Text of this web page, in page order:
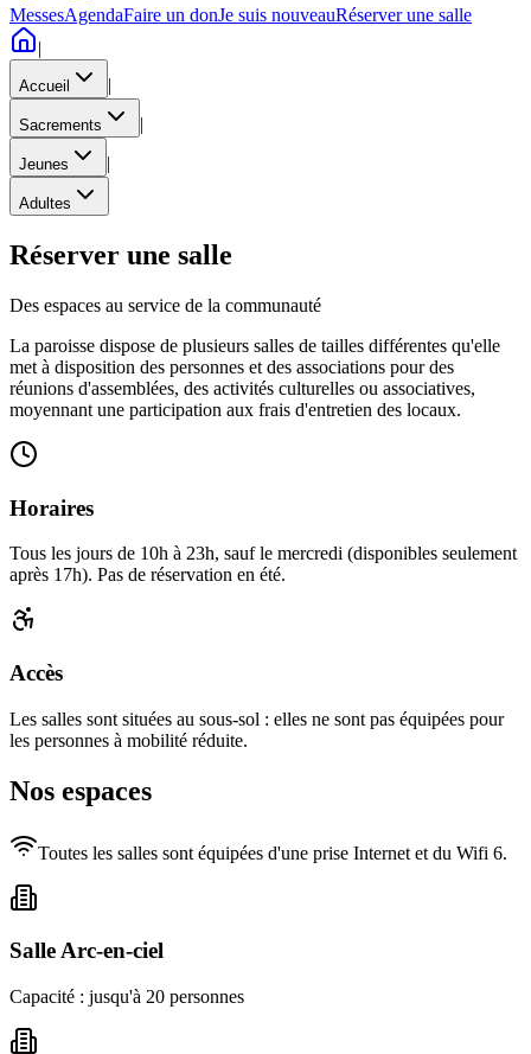
MessesAgendaFaire un donJe suis nouveauRéserver une salle
|
Accueil |
Sacrements |
Jeunes |
Adultes
Réserver une salle
Des espaces au service de la communauté
La paroisse dispose de plusieurs salles de tailles différentes qu'elle
met à disposition des personnes et des associations pour des
réunions d'assemblées, des activités culturelles ou associatives,
moyennant une participation aux frais d'entretien des locaux.
Horaires
Tous les jours de 10h à 23h, sauf le mercredi (disponibles seulement
après 17h). Pas de réservation en été.
Accès
Les salles sont situées au sous-sol : elles ne sont pas équipées pour
les personnes à mobilité réduite.
Nos espaces
Toutes les salles sont équipées d'une prise Internet et du Wifi 6.
Salle Arc-en-ciel
Capacité : jusqu'à 20 personnes